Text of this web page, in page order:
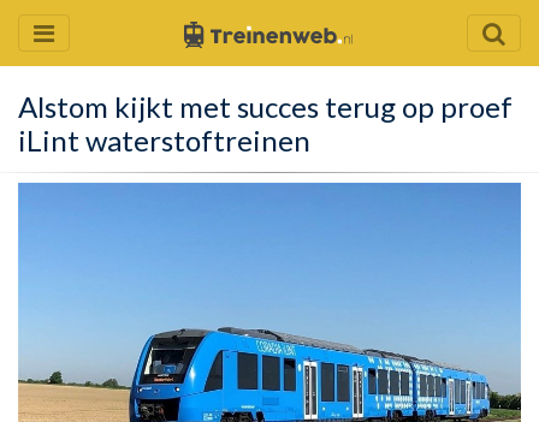
Alstom kijkt met succes terug op proef
iLint waterstoftreinen